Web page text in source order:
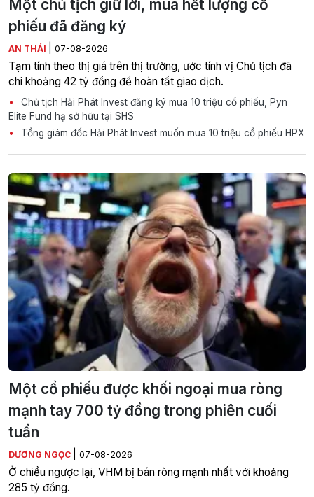
Một chủ tịch giữ lời, mua hết lượng cổ
phiếu đã đăng ký
AN THÁI 07-08-2026
Tạm tính theo thị giá trên thị trường, ước tính vị Chủ tịch đã
chi khoảng 42 tỷ đồng để hoàn tất giao dịch.
Chủ tịch Hải Phát Invest đăng ký mua 10 triệu cổ phiếu, Pyn
Elite Fund hạ sở hữu tại SHS
Tổng giám đốc Hải Phát Invest muốn mua 10 triệu cổ phiếu HPX
Một cổ phiếu được khối ngoại mua ròng
mạnh tay 700 tỷ đồng trong phiên cuối
tuần
DƯƠNG NGỌC 07-08-2026
Ở chiều ngược lại, VHM bị bán ròng mạnh nhất với khoảng
285 tỷ đồng.